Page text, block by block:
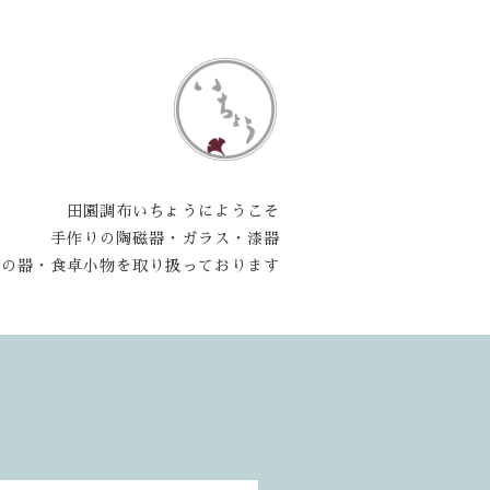
田園調布いちょうにようこそ
手作りの陶磁器・ガラス・漆器
器・食卓小物を取り扱っております